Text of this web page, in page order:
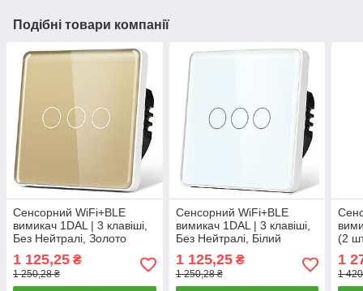
Подібні товари компанії
Сенсорний WiFi+BLE
вимикач 1DAL | 3 клавіші,
Без Нейтралі, Золото
1 125,25 ₴
1 250,28 ₴
Сенсорний WiFi+BLE
вимикач 1DAL | 3 клавіші,
Без Нейтралі, Білий
1 125,25₴
1 250,28 ₴
(2
1
1